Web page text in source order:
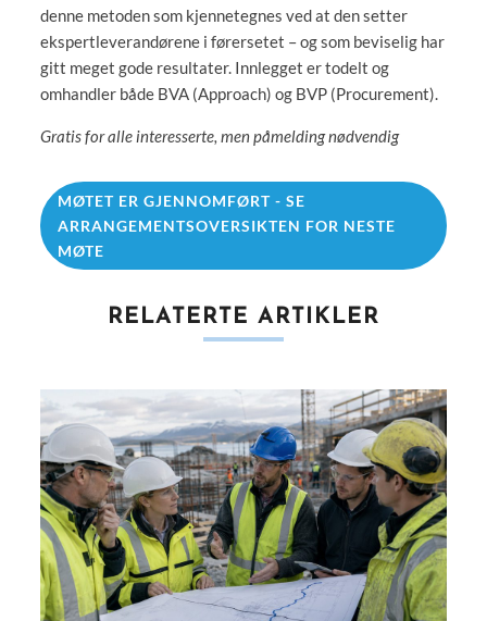
denne metoden som kjennetegnes ved at den setter
ekspertleverandørene i førersetet – og som beviselig har
gitt meget gode resultater. Innlegget er todelt og
omhandler både BVA (Approach) og BVP (Procurement).
Gratis for alle interesserte, men påmelding nødvendig
MØTET ER GJENNOMFØRT - SE
ARRANGEMENTSOVERSIKTEN FOR NESTE
MØTE
RELATERTE ARTIKLER